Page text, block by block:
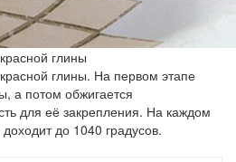
глины
глины. На первом этапе
а потом обжигается
для её закрепления. На каждом
до 1040 градусов.